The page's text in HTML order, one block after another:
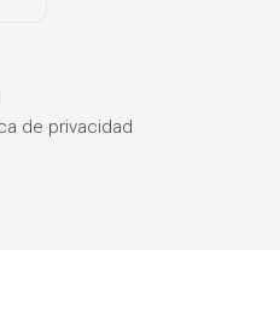
de privacidad